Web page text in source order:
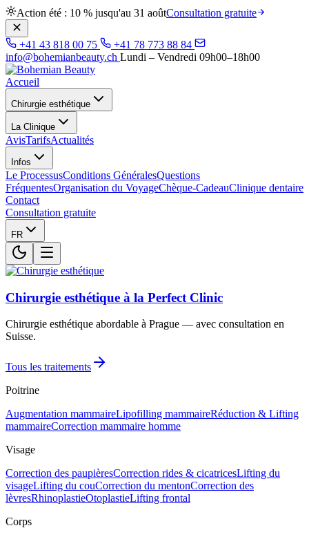
Action été : 10 % jusqu'au 31 aoûtConsultation gratuite
+41 43 818 00 75
+41 78 773 88 84
info@bohemianbeauty.ch Lundi – Vendredi 09h00–18h00
Accueil
Chirurgie esthétique
La Clinique
AvisTarifsActualités
Infos
Le ProcessusConditions GénéralesQuestions
FréquentesOrganisation du VoyageChèque-CadeauClinique dentaire
Contact
Consultation gratuite
FR
Chirurgie esthétique à la Perfect Clinic
Chirurgie esthétique abordable à Prague — avec consultation en
Suisse.
Tous les traitements
Poitrine
Augmentation mammaireLipofilling mammaireRéduction & Lifting
mammaireCorrection mammaire homme
Visage
Correction des paupièresCorrection rides & cicatricesLifting du
visageLifting du couCorrection du mentonCorrection des
lèvresRhinoplastieOtoplastieLifting frontal
Corps